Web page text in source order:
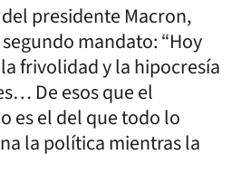
presidente Macron,
mandato: “Hoy
frivolidad y la hipocresía
De esos que el
es el del que todo lo
la política mientras la